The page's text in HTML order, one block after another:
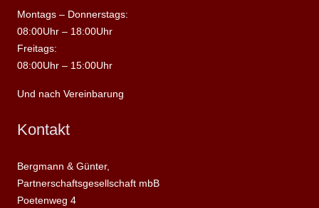
Montags – Donnerstags:
08:00Uhr – 18:00Uhr
Freitags:
08:00Uhr – 15:00Uhr
Und nach Vereinbarung
Kontakt
Bergmann & Günter,
Partnerschaftsgesellschaft mbB
Poetenweg 4